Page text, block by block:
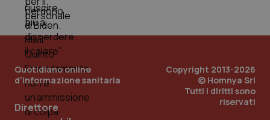
Quotidiano online
d'informazione sanitaria
Direttore
Copyright 2013-2026
© Homnya Srl
Tutti i diritti sono
riservati